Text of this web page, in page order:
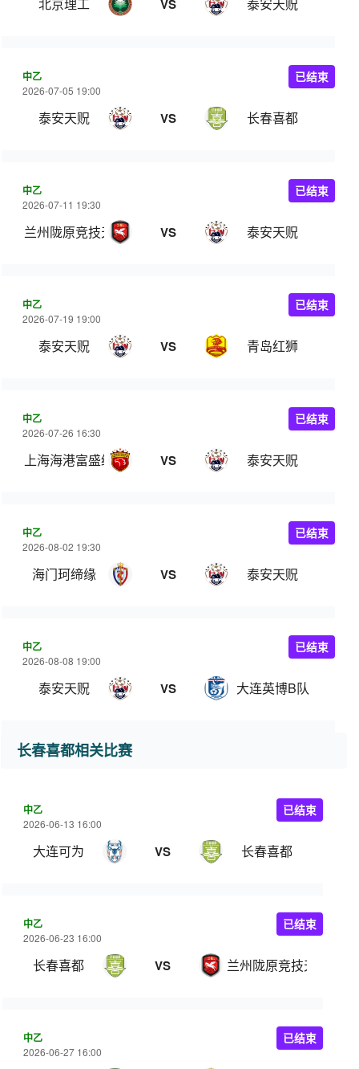
VS
中乙
2026-07-05 19:00
泰安天贶 VS 长春喜都
已结束
中乙
2026-07-11 19:30
兰州陇原竞技天佑德 VS 泰安天贶
已结束
中乙
2026-07-19 19:00
泰安天贶 VS 青岛红狮
已结束
中乙
2026-07-26 16:30
上海海港富盛经开 VS 泰安天贶
已结束
中乙
2026-08-02 19:30
海门珂缔缘 VS 泰安天贶
已结束
中乙
2026-08-08 19:00
泰安天贶 VS 大连英博B队
已结束
长春喜都相关比赛
中乙
2026-06-13 16:00
大连可为 VS 长春喜都
已结束
中乙
2026-06-23 16:00
长春喜都 VS 兰州陇原竞技天佑德
已结束
中乙
2026-06-27 16:00
已结束